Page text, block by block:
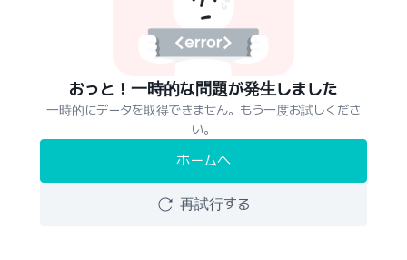
おっと！一時的な問題が発生しました
一時的にデータを取得できません。もう一度お試しくださ
い。
ホームへ
再試行する